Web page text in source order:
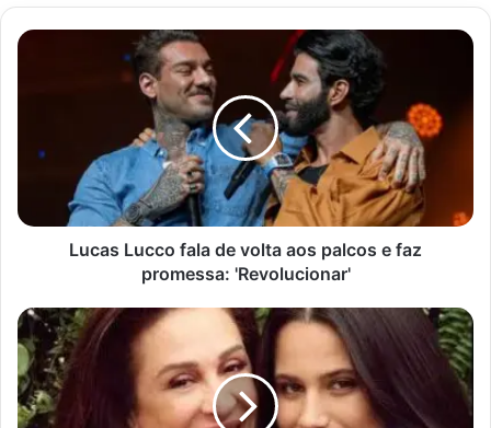
Lucas
aos
faz
promessa:Lucas Lucco fala de volta aos palcos e faz
promessa: 'Revolucionar'
Claudia
Raia
causa
polêmica
ao